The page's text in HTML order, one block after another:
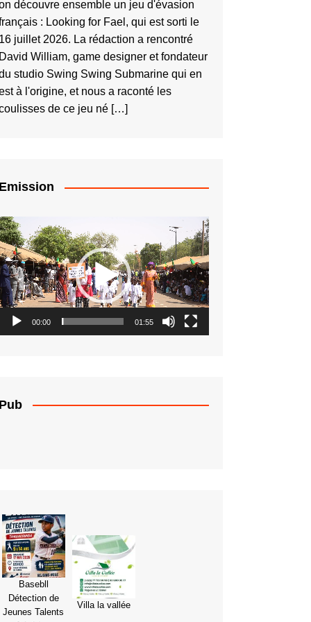
découvre ensemble un jeu d'évasion
: Looking for Fael, qui est sorti le
16 juillet 2026. La rédaction a rencontré
David William, game designer et fondateur
studio Swing Swing Submarine qui en
à l'origine, et nous a raconté les
de ce jeu né […]
Emission
00:00 01:55
Pub
Basebll
Détection de
Jeunes Talents
Villa la vallée